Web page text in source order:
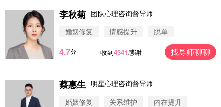
李秋菊 团队心理咨询督导师
婚姻修复
情感提升 脱单
4.7分 收到4341感谢 找导师聊聊
蔡惠生 明星心理咨询督导师
婚姻修复
关系维护 内在提升
微信用户 圆圈 通过此页面咨询，已获得专属情感方
案